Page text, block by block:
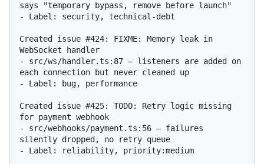
says "temporary bypass, remove before launch"
- Label: security, technical-debt
Created issue #424: FIXME: Memory leak in
WebSocket handler
- src/ws/handler.ts:87 — listeners are added on
each connection but never cleaned up
- Label: bug, performance
Created issue #425: TODO: Retry logic missing
for payment webhook
- src/webhooks/payment.ts:56 — failures
silently dropped, no retry queue
- Label: reliability, priority:medium